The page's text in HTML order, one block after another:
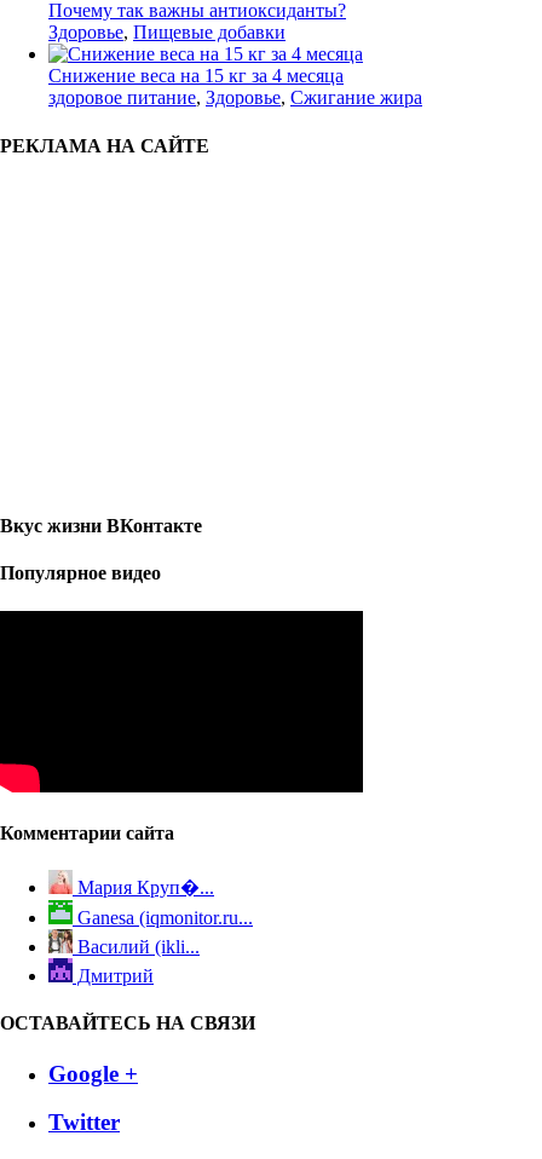
Почему так важны антиоксиданты?
Здоровье, Пищевые добавки
Снижение веса на 15 кг за 4 месяца
здоровое питание, Здоровье, Сжигание жира
РЕКЛАМА НА САЙТЕ
Вкус жизни ВКонтакте
Популярное видео
Комментарии сайта
Мария Круп�...
Ganesa (iqmonitor.ru...
Василий (ikli...
Дмитрий
ОСТАВАЙТЕСЬ НА СВЯЗИ
Google +
Twitter